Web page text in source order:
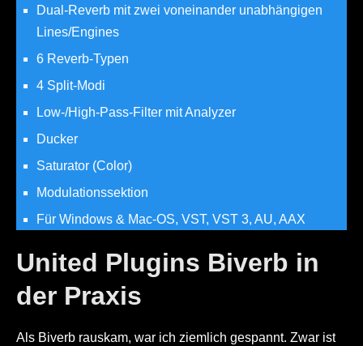
Dual-Reverb mit zwei voneinander unabhängigen
Lines/Engines
6 Reverb-Typen
4 Split-Modi
Low-/High-Pass-Filter mit Analyzer
Ducker
Saturator (Color)
Modulationssektion
Für Windows & Mac-OS, VST, VST 3, AU, AAX
United Plugins Biverb in
der Praxis
Als Biverb rauskam, war ich ziemlich gespannt. Zwar ist